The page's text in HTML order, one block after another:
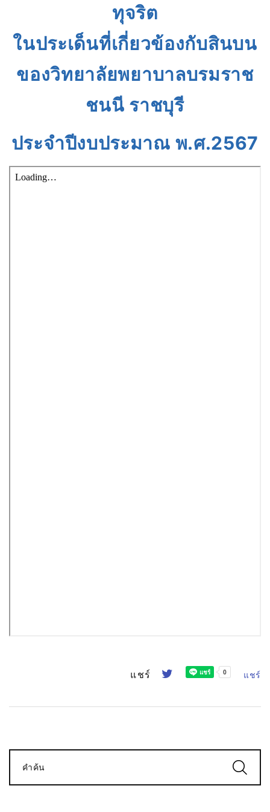
ทุจริต
ในประเด็นที่เกี่ยวข้องกับสินบน
ของวิทยาลัยพยาบาลบรมราช
ชนนี ราชบุรี
ประจำปีงบประมาณ พ.ศ.2567
แชร์ แชร์
คำค้น